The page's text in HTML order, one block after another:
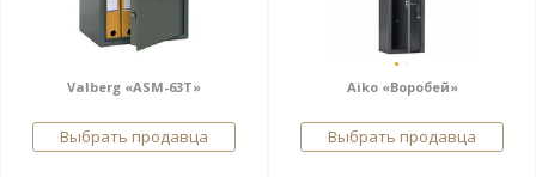
Valberg «ASM-63T»
Выбрать продавца
Aiko «Воробей»
Выбрать продавца